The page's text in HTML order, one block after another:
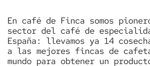
En café de Finca somos
sector del café de
España: llevamos ya 14
a las mejores fincas de
mundo para obtener un